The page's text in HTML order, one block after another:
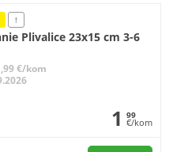
!
Plivalice 23x15 cm 3-6
€/kom
1 99
€/kom